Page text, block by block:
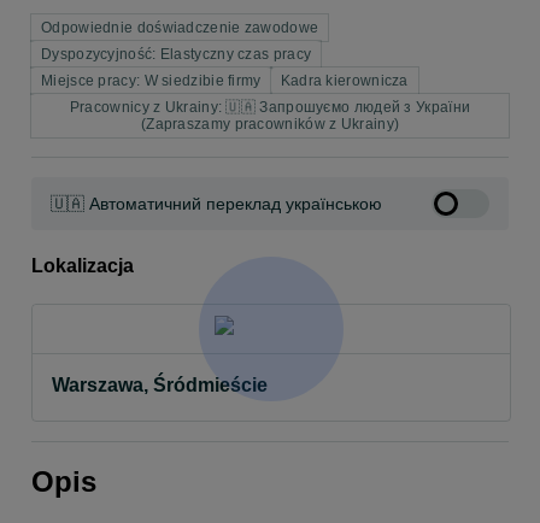
Odpowiednie doświadczenie zawodowe
Dyspozycyjność: Elastyczny czas pracy
Miejsce pracy: W siedzibie firmy
Kadra kierownicza
Pracownicy z Ukrainy: 🇺🇦 Запрошуємо людей з України
(Zapraszamy pracowników z Ukrainy)
🇺🇦 Автоматичний переклад українською
Lokalizacja
Warszawa, Śródmieście
Opis